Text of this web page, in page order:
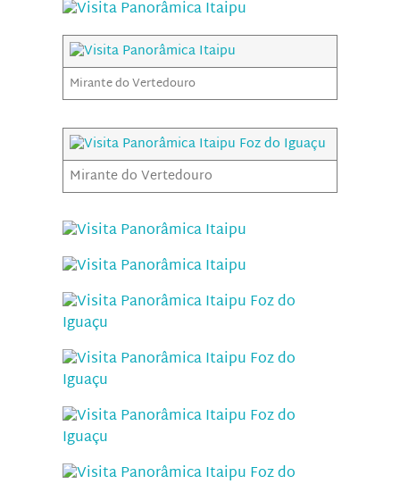
Mirante do Vertedouro
Mirante do Vertedouro